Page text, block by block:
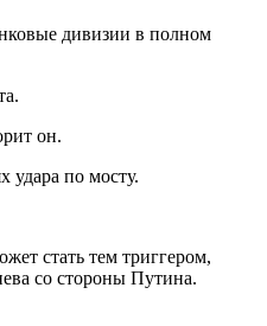
дивизии в полном
он.
удара по мосту.
стать тем триггером,
со стороны Путина.